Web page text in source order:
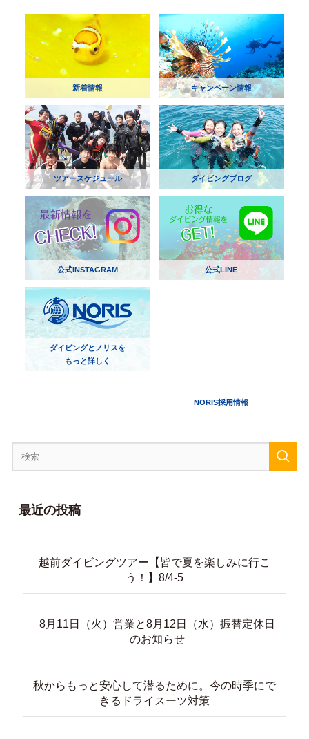
新着情報 キャンペーン情報
ツアースケジュール ダイビングブログ
公式INSTAGRAM 公式LINE
ダイビングとノリスを
もっと詳しく
最近の投稿
越前ダイビングツアー【皆で夏を楽しみに行こ
8月11日（火）営業と8月12日（水）振替定休日
のお知らせ
秋からもっと安心して潜るために。今の時季にで
きるドライスーツ対策
白浜ダイビングツアー【沈船に花火に
600DIVE！】7/31-8/2